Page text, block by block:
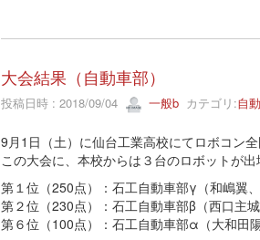
大会結果（自動車部）
投稿日時 : 2018/09/04 一般bカテゴリ:自
9月1日（土）に仙台工業高校にてロボコン
この大会に、本校からは３台のロボットが
第１位（250点）：石工自動車部γ（和嶋翼
第２位（230点）：石工自動車部β（西口主
第６位（100点）：石工自動車部α（大和田